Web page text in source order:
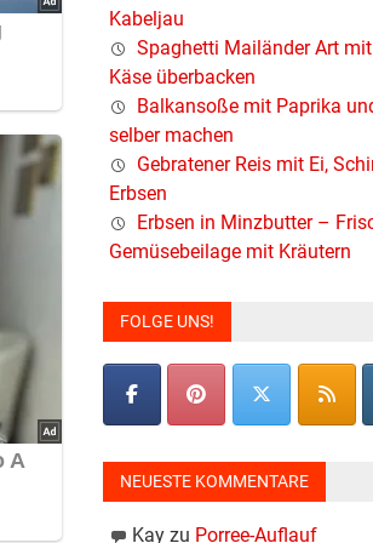
Kabeljau
Spaghetti Mailänder Art
Käse überbacken
Balkansoße mit Paprika
selber machen
Gebratener Reis mit Ei,
Erbsen
Erbsen in Minzbutter –
Gemüsebeilage mit Kräutern
FOLGE UNS!
NEUESTE KOMMENTARE
Kayzu Porree-Auflauf